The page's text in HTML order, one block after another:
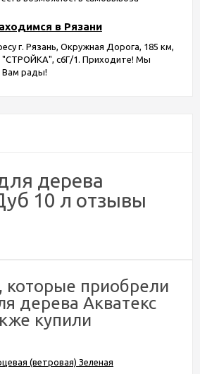
в Рязани
г. Рязань, Окружная Дорога, 185 км,
"СТРОЙКА", с6Г/1. Приходите! Мы
Вам рады!
дерева
10 л отзывы
которые приобрели
дерева Акватекс
купили
(ветровая) Зеленая